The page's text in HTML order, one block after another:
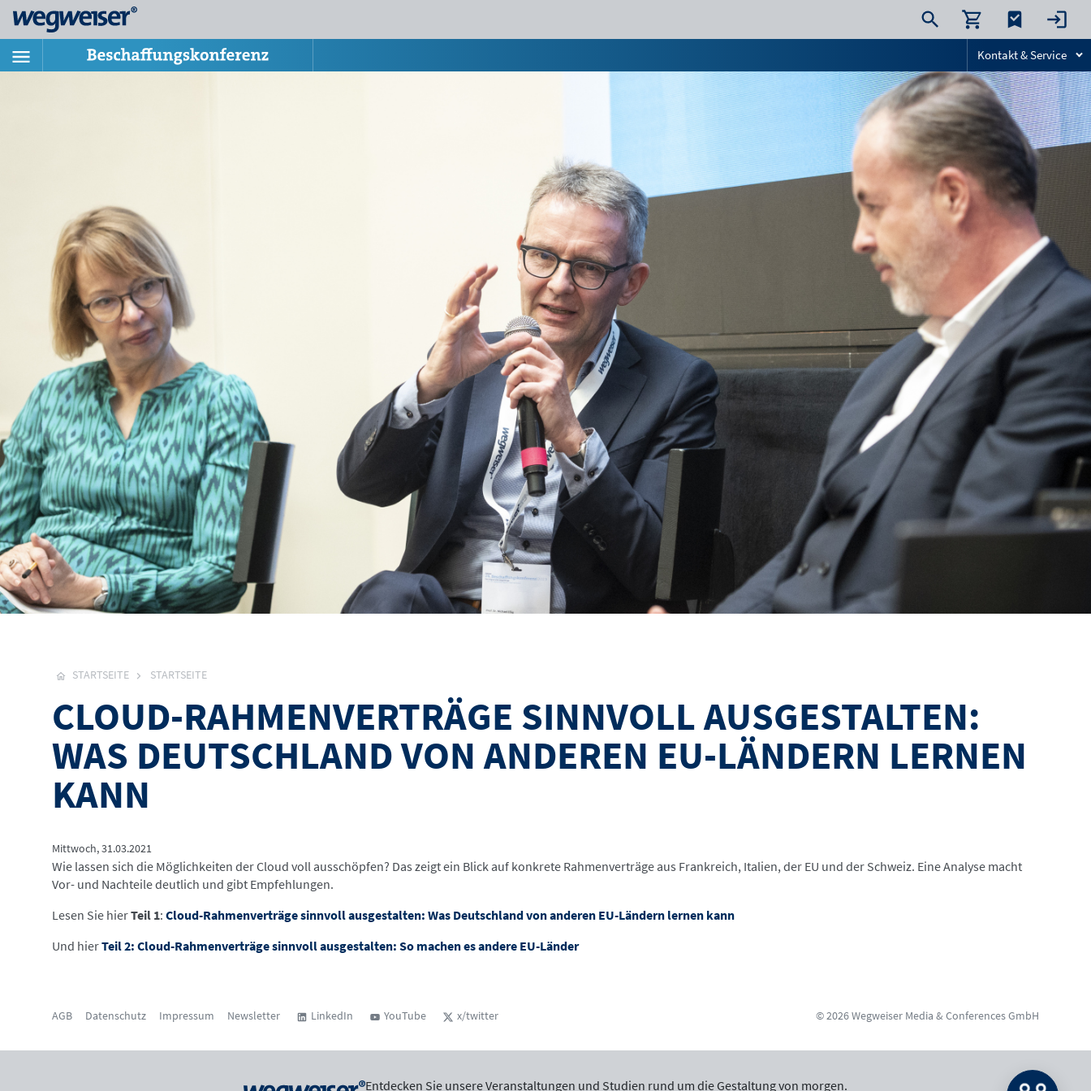
Kontakt & Service
STARTSEITE STARTSEITE
CLOUD-RAHMENVERTRÄGE SINNVOLL AUSGESTALTEN:
WAS DEUTSCHLAND VON ANDEREN EU-LÄNDERN LERNEN
KANN
Mittwoch, 31.03.2021
Wie lassen sich die Möglichkeiten der Cloud voll ausschöpfen? Das zeigt ein Blick auf konkrete Rahmenverträge aus Frankreich, Italien, der EU und der Schweiz. Eine Analyse macht
Vor- und Nachteile deutlich und gibt Empfehlungen.
Lesen Sie hierTeil 1: Cloud-Rahmenverträge sinnvoll ausgestalten: Was Deutschland von anderen EU-Ländern lernen kann
Und hierTeil 2: Cloud-Rahmenverträge sinnvoll ausgestalten: So machen es andere EU-Länder
AGB Datenschutz Impressum Newsletter LinkedIn YouTube x/twitter © 2026 Wegweiser Media & Conferences GmbH
Entdecken Sie unsere Veranstaltungen und Studien rund um die Gestaltung von morgen.